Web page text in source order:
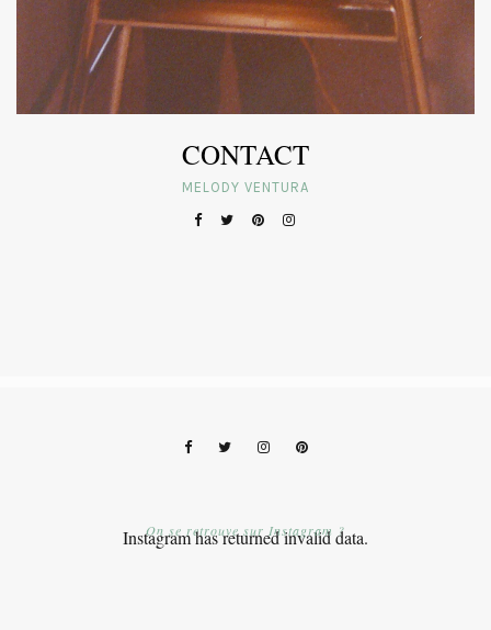
CONTACT
MELODY VENTURA
Instagram has returned invalid data.
On se retrouve sur Instagram ?